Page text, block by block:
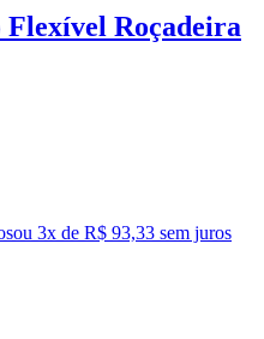
Flexível Roçadeira
ou 3x de R$ 93,33 sem juros